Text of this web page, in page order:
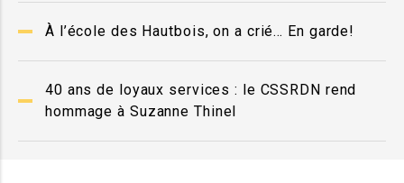
À l’école des Hautbois, on a crié… En garde!
40 ans de loyaux services : le CSSRDN rend
hommage à Suzanne Thinel